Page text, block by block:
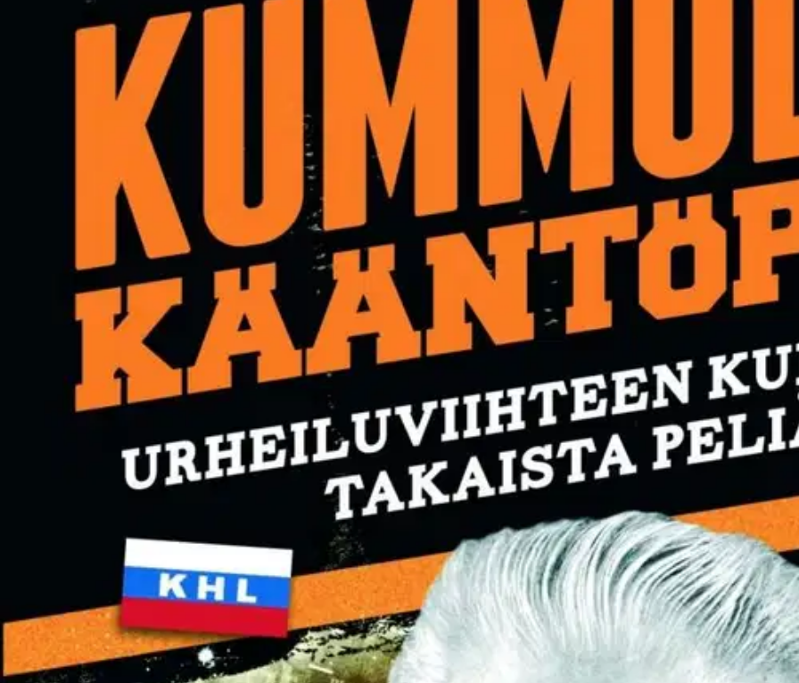
Hinta ilman S-Etukorttia:
11,00 €
Ei saatavilla
Kotiin tai noutopisteeseen
Alk. 0 €
Ilmainen toimitus yli 100 €:n tilauksille Postin pakettiautomaattiin tai
Etu ei koske Suuri‑lisäpalvelulla toimitettavia tuotteita.
Tarkista myymäläsaatavuus
Näkyvin suomalainen urheiluviihteen vaikuttaja on kokoomuslainen poliitikko ja liikemies Kalervo Kummola, Raisiossa syntynyt ja
purjehtinut bisnesmies Hjallis Harkimo, äitinsä puolelta rikkaan Hackman-suvun jälkeläinen. Kummolan kääntöpiiri kertoo liikemiesten ja
jokeribisnekset siirtyivät kesällä 2013 venäläisten hallintaan, laajenevan KHL:n vaikutuspiiriin.Urheiluviihde on pienten piirien rahapeliä,
yhteisöihin. Monien organisaatioiden hämähäkinverkot on rakennettu hämärtämään rahavirroista hyötyjät. Sisäpiirit vaikuttavat
MM-kisat Suomessa ovat olleet se suuri rahasampo, jolle pieni sisäpiiri on perustanut liiketoimiensa tukijalan. Lisärahoitusta saadaan
on tutkivan toimittajan Pentti Sainion monivuotisen selvitystyön tulos.